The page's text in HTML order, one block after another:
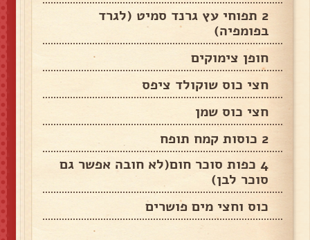
2 תפוחי עץ גרנד סמיט (לגרד
בפומפיה)
חופן צימוקים
חצי כוס שוקולד ציפס
חצי כוס שמן
2 כוסות קמח תופח
4 כפות סוכר חום(לא חובה אפשר גם
סוכר לבן)
כוס וחצי מים פושרים